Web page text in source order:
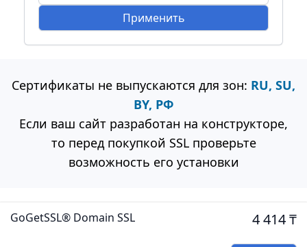
Применить
Сертификаты не выпускаются для зон: RU, SU,
BY, РФ
Если ваш сайт разработан на конструкторе,
то перед покупкой SSL проверьте
возможность его установки
GoGetSSL® Domain SSL 4 414 ₸